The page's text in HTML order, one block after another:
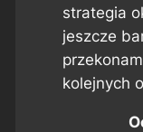
strategia
jeszcze
kolejnych